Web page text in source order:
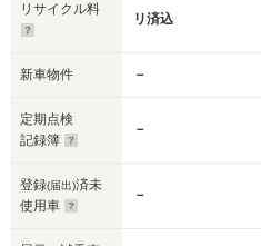
リサイクル料
リ済込
新車物件 －
定期点検
記録簿
－
登録(届出)済未
使用車
－